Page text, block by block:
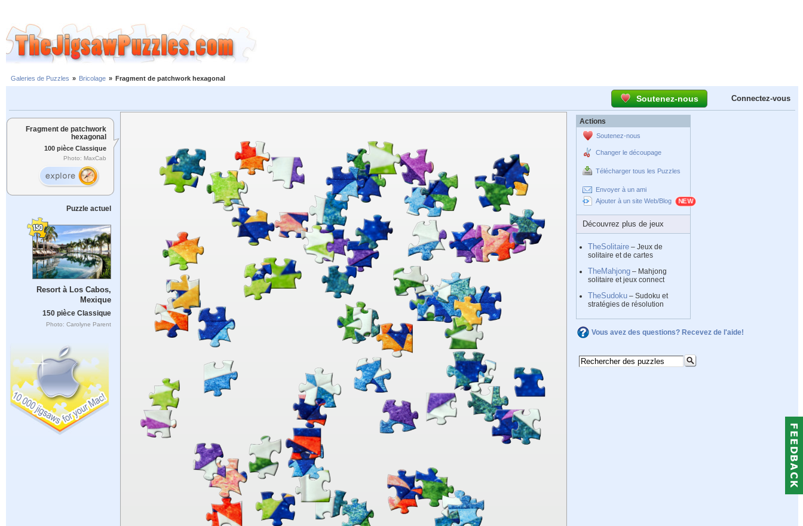
Galeries de Puzzles » Bricolage » Fragment de patchwork hexagonal
Soutenez-nous Connectez-vous
Fragment de patchwork
hexagonal
100 pièce Classique
Photo: MaxCab
Puzzle actuel
Resort à Los Cabos,
Mexique
150 pièce Classique
Photo: Carolyne Parent
Actions
Soutenez-nous
Changer le découpage
Télécharger tous les Puzzles
Envoyer à un ami
Ajouter à un site Web/Blog
Découvrez plus de jeux
TheSolitaire – Jeux de
solitaire et de cartes
TheMahjong – Mahjong
solitaire et jeux connect
TheSudoku – Sudoku et
stratégies de résolution
Vous avez des questions? Recevez de l'aide!